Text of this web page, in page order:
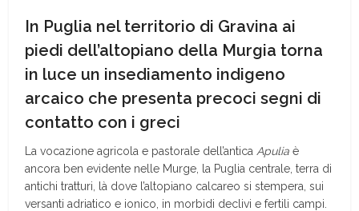
In Puglia nel territorio di Gravina ai
piedi dell’altopiano della Murgia torna
in luce un insediamento indigeno
arcaico che presenta precoci segni di
contatto con i greci
La vocazione agricola e pastorale dell’antica Apulia è
ancora ben evidente nelle Murge, la Puglia centrale, terra di
antichi tratturi, là dove l’altopiano calcareo si stempera, sui
versanti adriatico e ionico, in morbidi declivi e fertili campi.